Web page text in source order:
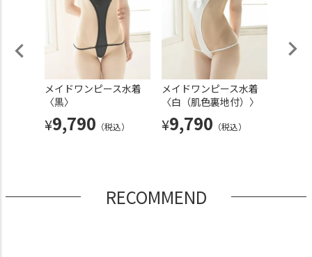
メイドワンピース水着
〈黒〉
¥9,790 （税込）
メイドワンピース水着
〈白（肌色裏地付）〉
¥9,790 （税込）
RECOMMEND